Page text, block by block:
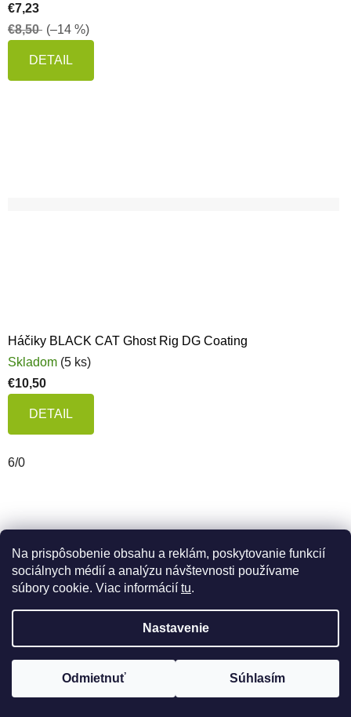
Na prispôsobenie obsahu a reklám, poskytovanie funkcií
sociálnych médií a analýzu návštevnosti používame
súbory cookie. Viac informácií tu.
Nastavenie
Odmietnuť Súhlasím
€7,23
€8,50 (–14 %)
DETAIL
Háčiky BLACK CAT Ghost Rig DG Coating
Skladom (5 ks)
€10,50
DETAIL
6/0